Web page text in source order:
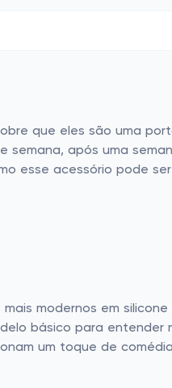
que eles são uma
semana, após uma
esse acessório pode
modernos em
básico para entender
um toque de